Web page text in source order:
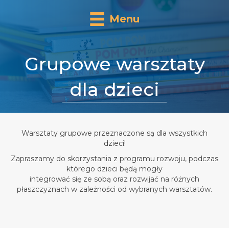
Menu
Grupowe warsztaty
dla dzieci
Warsztaty grupowe przeznaczone są dla wszystkich
dzieci!
Zapraszamy do skorzystania z programu rozwoju, podczas
którego dzieci będą mogły
integrować się ze sobą oraz rozwijać na różnych
płaszczyznach w zależności od wybranych warsztatów.